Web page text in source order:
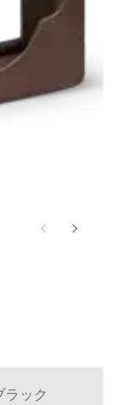
ック